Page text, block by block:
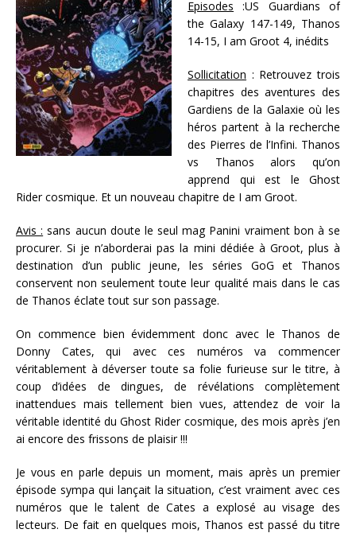
Episodes :US Guardians of
the Galaxy 147-149, Thanos
14-15, I am Groot 4, inédits
Sollicitation : Retrouvez trois
chapitres des aventures des
Gardiens de la Galaxie où les
héros partent à la recherche
des Pierres de l’Infini. Thanos
vs Thanos alors qu’on
apprend qui est le Ghost
Rider cosmique. Et un nouveau chapitre de I am Groot.
Avis : sans aucun doute le seul mag Panini vraiment bon à se
procurer. Si je n’aborderai pas la mini dédiée à Groot, plus à
destination d’un public jeune, les séries GoG et Thanos
conservent non seulement toute leur qualité mais dans le cas
de Thanos éclate tout sur son passage.
On commence bien évidemment donc avec le Thanos de
Donny Cates, qui avec ces numéros va commencer
véritablement à déverser toute sa folie furieuse sur le titre, à
coup d’idées de dingues, de révélations complètement
inattendues mais tellement bien vues, attendez de voir la
véritable identité du Ghost Rider cosmique, des mois après j’en
ai encore des frissons de plaisir !!!
Je vous en parle depuis un moment, mais après un premier
épisode sympa qui lançait la situation, c’est vraiment avec ces
numéros que le talent de Cates a explosé au visage des
lecteurs. De fait en quelques mois, Thanos est passé du titre